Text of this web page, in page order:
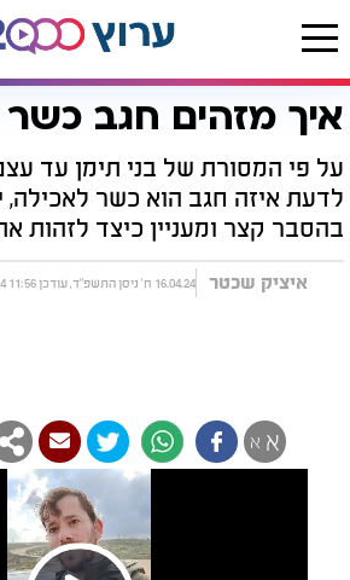
דף הבית יהדות נפלאות הבריאה איך מזהים חגב כשר לאכילה? איך מזהים חגב
על פי המסורת של בני תימן עד
לדעת איזה חגב הוא כשר לאכילה,
בהסבר קצר ומעניין כיצד לזהות
איציק שכטר 16.04.24 ח' ניסן התשפ"ד, עודכן 11:56 30.04.24
א א